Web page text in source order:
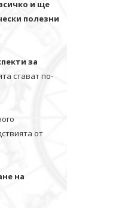
и щe
полезни
за
стават по-
от
на